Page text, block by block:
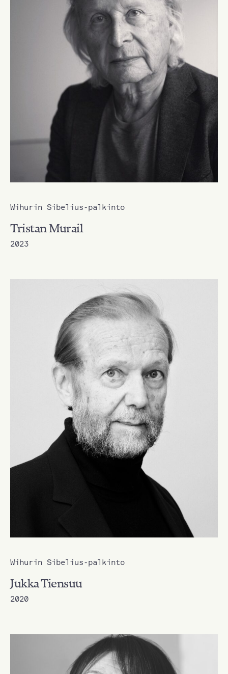
Wihurin Sibelius-palkinto
Tristan Murail
2023
Wihurin Sibelius-palkinto
Jukka Tiensuu
2020